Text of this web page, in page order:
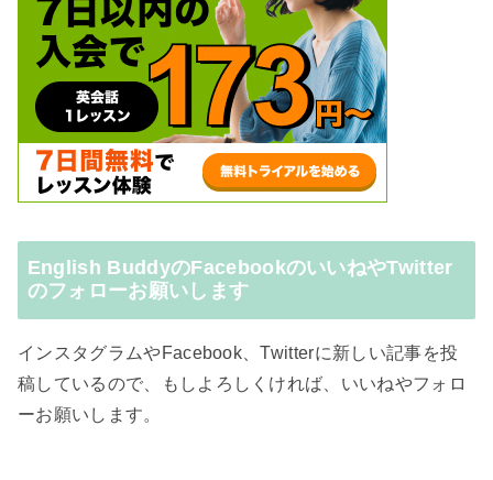
English BuddyのFacebookのいいねやTwitter
のフォローお願いします
インスタグラムやFacebook、Twitterに新しい記事を投
稿しているので、もしよろしくければ、いいねやフォロ
ーお願いします。